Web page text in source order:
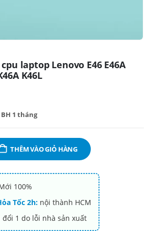
laptop Lenovo E46 E46A
K46L
1 tháng
THÊM VÀO GIỎ HÀNG
100%
Tốc 2h:nội thành HCM
1 do lỗi nhà sản xuất